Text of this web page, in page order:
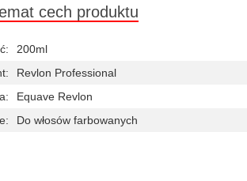
cech produktu
200ml
Revlon Professional
Equave Revlon
Do włosów farbowanych